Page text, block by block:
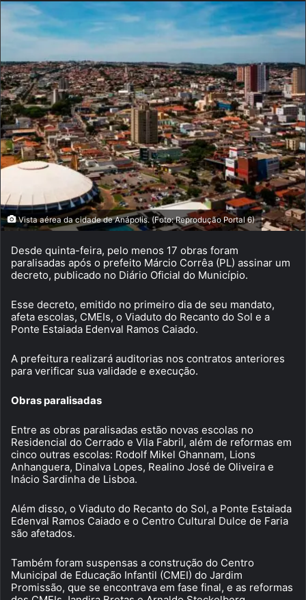
Vista aérea da cidade de Anápolis. (Foto: Reprodução Portal 6)
Desde quinta-feira, pelo menos 17 obras foram
paralisadas após o prefeito Márcio Corrêa (PL) assinar um
decreto, publicado no Diário Oficial do Município.
Esse decreto, emitido no primeiro dia de seu mandato,
afeta escolas, CMEIs, o Viaduto do Recanto do Sol e a
Ponte Estaiada Edenval Ramos Caiado.
A prefeitura realizará auditorias nos contratos anteriores
para verificar sua validade e execução.
Obras paralisadas
Entre as obras paralisadas estão novas escolas no
Residencial do Cerrado e Vila Fabril, além de reformas em
cinco outras escolas: Rodolf Mikel Ghannam, Lions
Anhanguera, Dinalva Lopes, Realino José de Oliveira e
Inácio Sardinha de Lisboa.
Além disso, o Viaduto do Recanto do Sol, a Ponte Estaiada
Edenval Ramos Caiado e o Centro Cultural Dulce de Faria
são afetados.
Também foram suspensas a construção do Centro
Municipal de Educação Infantil (CMEI) do Jardim
Promissão, que se encontrava em fase final, e as reformas